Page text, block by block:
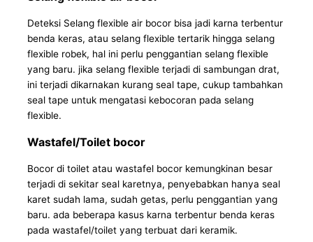
Deteksi Selang flexible air bocor bisa jadi karna terbentur
benda keras, atau selang flexible tertarik hingga selang
flexible robek, hal ini perlu penggantian selang flexible
yang baru. jika selang flexible terjadi di sambungan drat,
ini terjadi dikarnakan kurang seal tape, cukup tambahkan
seal tape untuk mengatasi kebocoran pada selang
flexible.
Wastafel/Toilet bocor
Bocor di toilet atau wastafel bocor kemungkinan besar
terjadi di sekitar seal karetnya, penyebabkan hanya seal
karet sudah lama, sudah getas, perlu penggantian yang
baru. ada beberapa kasus karna terbentur benda keras
pada wastafel/toilet yang terbuat dari keramik.